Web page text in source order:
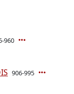
960
906-995